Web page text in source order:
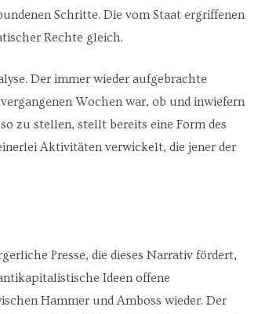
Schritte. Die vom Staat ergriffenen
Rechte gleich.
Der immer wieder aufgebrachte
Wochen war, ob und inwiefern
zu stellen, stellt bereits eine Form des
Aktivitäten verwickelt, die jener der
Presse, die dieses Narrativ fördert,
Ideen offene
Hammer und Amboss wieder. Der